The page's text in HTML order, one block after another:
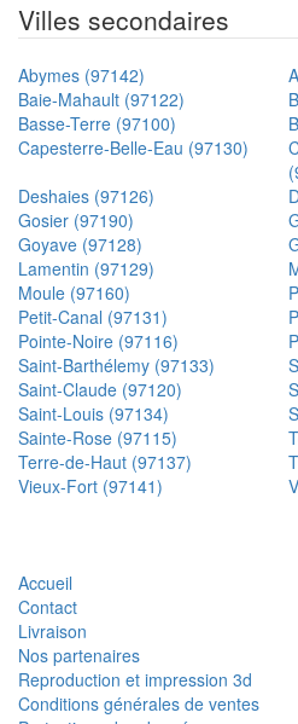
Villes secondaires
Abymes (97142)
Baie-Mahault (97122)
Basse-Terre (97100)
Capesterre-Belle-Eau (97130)
Deshaies (97126)
Gosier (97190)
Goyave (97128)
Lamentin (97129)
Moule (97160)
Petit-Canal (97131)
Pointe-Noire (97116)
Saint-Barthélemy (97133)
Saint-Claude (97120)
Saint-Louis (97134)
Sainte-Rose (97115)
Terre-de-Haut (97137)
Vieux-Fort (97141)
Accueil
Contact
Livraison
Nos partenaires
Reproduction et impression 3d
Conditions générales de ventes